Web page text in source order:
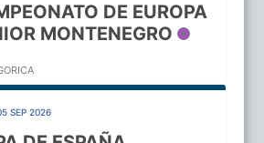
DE EUROPA
MONTENEGRO
SEP 2026